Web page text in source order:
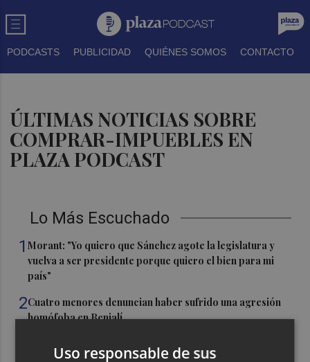
PODCASTS PUBLICIDAD QUIÉNES SOMOS CONTACTO
ÚLTIMAS NOTICIAS SOBRE
COMPRAR-IMPUEBLES EN
PLAZA PODCAST
Lo Más Escuchado
1Morant: "Yo quiero que Sánchez agote la legislatura y
vuelva a ser presidente porque quiero el bien para mi
país"
2Cuatro menores denuncian haber sufrido una agresión
homófoba en Benialí
consumo que tensiona el litoral mediterráneo
Uso responsable de sus